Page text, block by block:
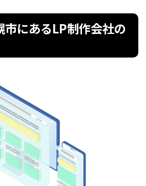
市にあるLP制作会社の